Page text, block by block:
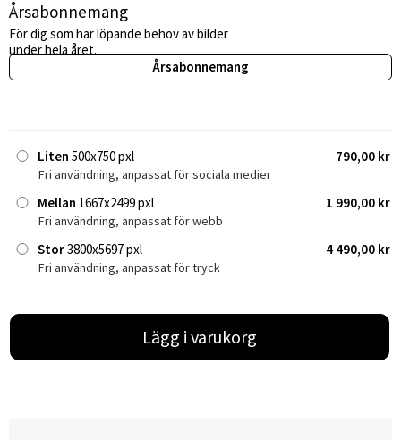
Årsabonnemang
För dig som har löpande behov av bilder
under hela året.
Årsabonnemang
Liten 500x750 pxl 790,00 kr
Fri användning, anpassat för sociala medier
Mellan 1667x2499 pxl 1 990,00 kr
Fri användning, anpassat för webb
Stor3800x5697 pxl 4 490,00 kr
Fri användning, anpassat för tryck
Lägg i varukorg